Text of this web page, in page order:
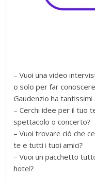
– Vuoi una video
o solo per far
Gaudenzio ha tantissimi
– Cerchi idee per il tuo
spettacolo o concerto?
– Vuoi trovare ciò che
te e tutti i tuoi amici?
– Vuoi un pacchetto
hotel?